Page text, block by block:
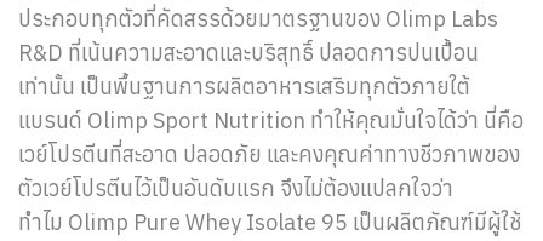
ประกอบทุกตัวที่คัดสรรด้วยมาตรฐานของ Olimp Labs
R&D ที่เน้นความสะอาดและบริสุทธิ์ ปลอดการปนเปื้อน
เท่านั้น เป็นพื้นฐานการผลิตอาหารเสริมทุกตัวภายใต้
แบรนด์ Olimp Sport Nutrition ทำให้คุณมั่นใจได้ว่า นี่คือ
เวย์โปรตีนที่สะอาด ปลอดภัย และคงคุณค่าทางชีวภาพของ
ตัวเวย์โปรตีนไว้เป็นอันดับแรก จึงไม่ต้องแปลกใจว่า
ทำไม Olimp Pure Whey Isolate 95 เป็นผลิตภัณฑ์มีผู้ใช้